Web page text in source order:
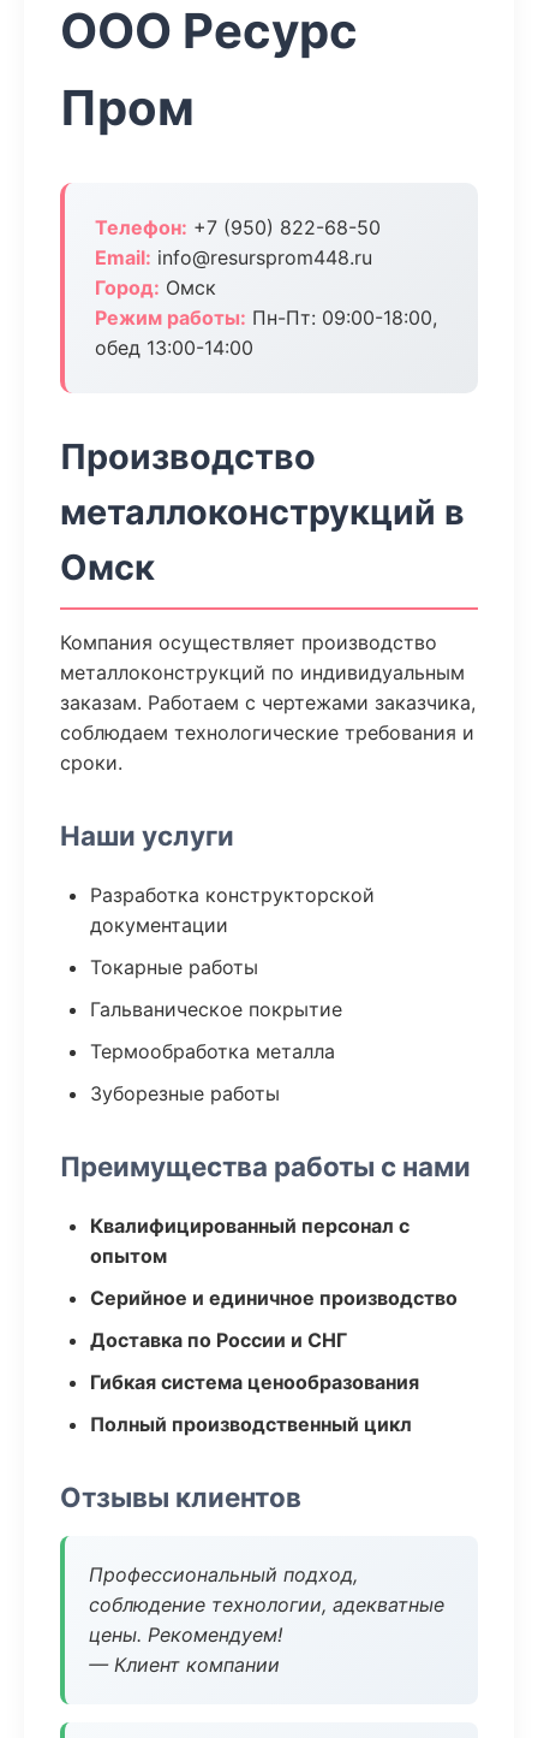
ООО Ресурс
Пром
Телефон: +7 (950) 822-68-50
Email: info@resursprom448.ru
Город: Омск
Режим работы: Пн-Пт: 09:00-18:00,
обед 13:00-14:00
Производство
металлоконструкций в
Омск
Компания осуществляет производство
металлоконструкций по индивидуальным
заказам. Работаем с чертежами заказчика,
соблюдаем технологические требования и
сроки.
Наши услуги
Разработка конструкторской
документации
Токарные работы
Гальваническое покрытие
Термообработка металла
Зуборезные работы
Преимущества работы с нами
Квалифицированный персонал с
опытом
Серийное и единичное производство
Доставка по России и СНГ
Гибкая система ценообразования
Полный производственный цикл
Отзывы клиентов
Профессиональный подход,
соблюдение технологии, адекватные
цены. Рекомендуем!
— Клиент компании